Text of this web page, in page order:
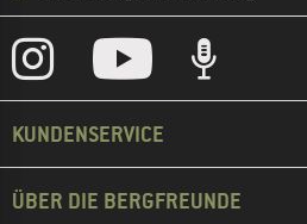
KUNDENSERVICE
ÜBER DIE BERGFREUNDE